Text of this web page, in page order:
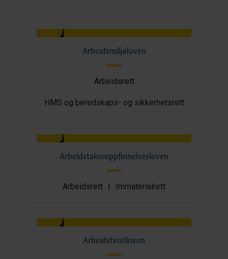
Arbeidsmiljøloven
Arbeidsrett
HMS og beredskaps- og sikkerhetsrett
Arbeidstakeroppfinnelsesloven
Arbeidsrett | Immaterialrett
Arbeidstvistloven